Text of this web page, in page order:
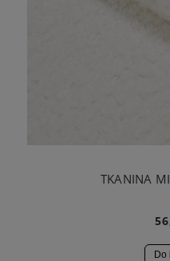
TKANINA
Do